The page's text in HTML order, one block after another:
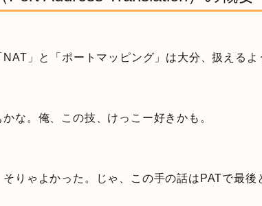
NAT」と「ポートマッピング」は大分、扱えるよ
かな。俺、この技、けっこー好きかも。
そりゃよかった。じゃ、この手の話はPATで最後